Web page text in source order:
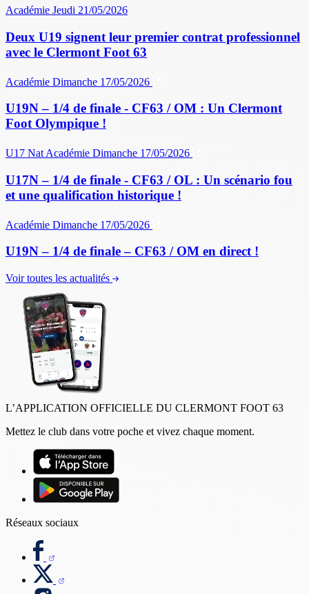
Académie Jeudi 21/05/2026
Deux U19 signent leur premier contrat professionnel
avec le Clermont Foot 63
Académie Dimanche 17/05/2026
U19N – 1/4 de finale - CF63 / OM : Un Clermont
Foot Olympique !
U17 Nat Académie Dimanche 17/05/2026
U17N – 1/4 de finale - CF63 / OL : Un scénario fou
et une qualification historique !
Académie Dimanche 17/05/2026
U19N – 1/4 de finale – CF63 / OM en direct !
Voir toutes les actualités
L’APPLICATION OFFICIELLE DU CLERMONT FOOT 63
Mettez le club dans votre poche et vivez chaque moment.
Réseaux sociaux